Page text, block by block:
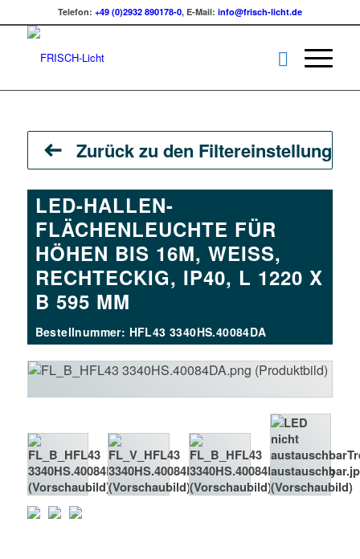
Telefon: +49 (0)2932 890178-0, E-Mail: info@frisch-licht.de
Zurück zu den Filtereinstellungen
LED-HALLEN-
FLÄCHENLEUCHTE FÜR
HÖHEN BIS 16M, WEISS, R
ECHTECKIG, IP40, L 1220 X B
595 MM
Bestellnummer: HFL43 3340HS.40084DA